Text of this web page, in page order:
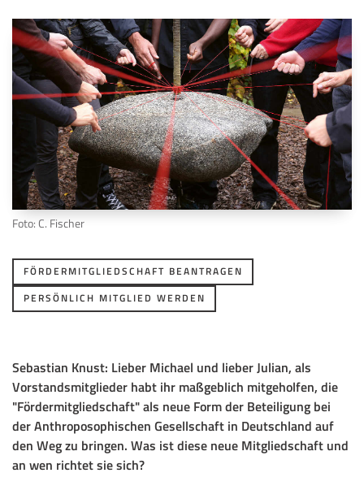
Foto: C. Fischer
FÖRDERMITGLIEDSCHAFT BEANTRAGEN
PERSÖNLICH MITGLIED WERDEN
Sebastian Knust: Lieber Michael und lieber Julian, als
Vorstandsmitglieder habt ihr maßgeblich mitgeholfen, die
"Fördermitgliedschaft" als neue Form der Beteiligung bei
der Anthroposophischen Gesellschaft in Deutschland auf
den Weg zu bringen. Was ist diese neue Mitgliedschaft und
an wen richtet sie sich?